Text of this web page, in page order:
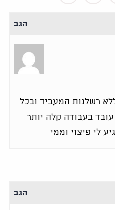
הגב
רשלנות המעביד ובכל
בעבודה קלה יותר
לי פיצוי וממי
הגב